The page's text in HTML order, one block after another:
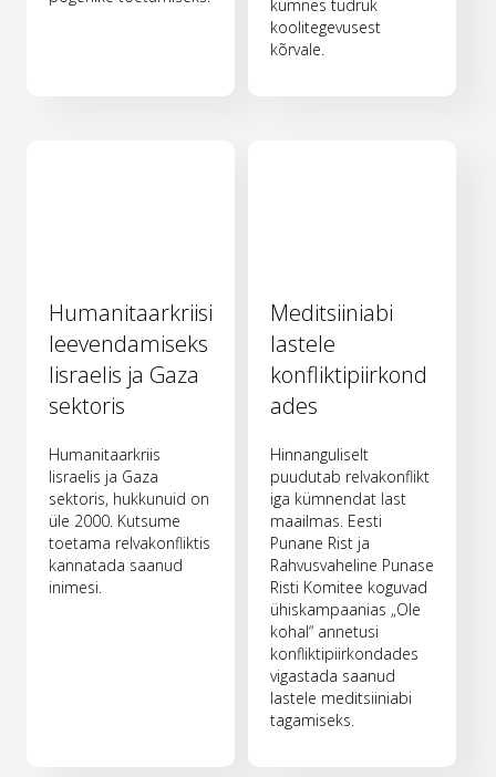
kümnes tüdruk
koolitegevusest
kõrvale.
Humanitaarkriisi
leevendamiseks
Iisraelis ja Gaza
sektoris
Humanitaarkriis
Iisraelis ja Gaza
sektoris, hukkunuid on
üle 2000. Kutsume
toetama relvakonfliktis
kannatada saanud
inimesi.
Meditsiiniabi
lastele
konfliktipiirkond
ades
Hinnanguliselt
puudutab relvakonflikt
iga kümnendat last
maailmas. Eesti
Punane Rist ja
Rahvusvaheline Punase
Risti Komitee koguvad
ühiskampaanias „Ole
kohal“ annetusi
konfliktipiirkondades
vigastada saanud
lastele meditsiiniabi
tagamiseks.